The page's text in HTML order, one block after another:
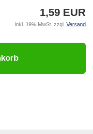
1,59 EUR
inkl. 19% MwSt. zzgl. Versand